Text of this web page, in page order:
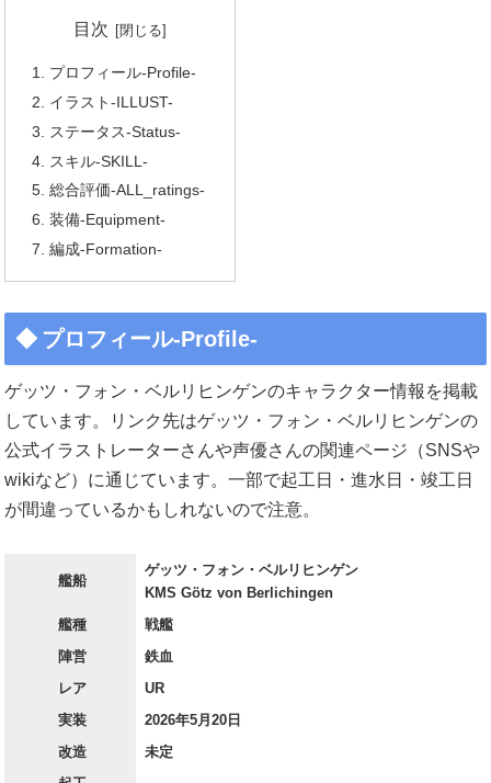
目次
プロフィール-Profile-
イラスト-ILLUST-
ステータス-Status-
スキル-SKILL-
総合評価-ALL_ratings-
装備-Equipment-
編成-Formation-
プロフィール-Profile-
ゲッツ・フォン・ベルリヒンゲンのキャラクター情報を掲載
しています。リンク先はゲッツ・フォン・ベルリヒンゲンの
公式イラストレーターさんや声優さんの関連ページ（SNSや
wikiなど）に通じています。一部で起工日・進水日・竣工日
が間違っているかもしれないので注意。
艦船
ゲッツ・フォン・ベルリヒンゲン
KMS Götz von Berlichingen
艦種
戦艦
陣営
鉄血
レア
UR
実装
2026年5月20日
改造
未定